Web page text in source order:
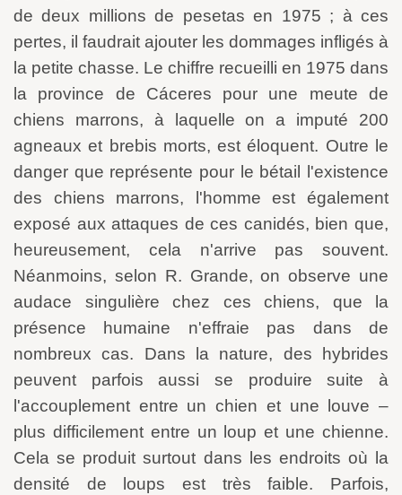
de deux millions de pesetas en 1975 ; à ces
pertes, il faudrait ajouter les dommages infligés à
la petite chasse. Le chiffre recueilli en 1975 dans
la province de Cáceres pour une meute de
chiens marrons, à laquelle on a imputé 200
agneaux et brebis morts, est éloquent. Outre le
danger que représente pour le bétail l'existence
des chiens marrons, l'homme est également
exposé aux attaques de ces canidés, bien que,
heureusement, cela n'arrive pas souvent.
Néanmoins, selon R. Grande, on observe une
audace singulière chez ces chiens, que la
présence humaine n'effraie pas dans de
nombreux cas. Dans la nature, des hybrides
peuvent parfois aussi se produire suite à
l'accouplement entre un chien et une louve –
plus difficilement entre un loup et une chienne.
Cela se produit surtout dans les endroits où la
densité de loups est très faible. Parfois,